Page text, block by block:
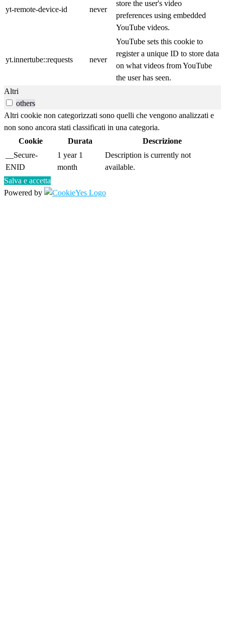
yt-remote-device-id never
store the user's video
preferences using embedded
YouTube videos.
yt.innertube::requests never
YouTube sets this cookie to
register a unique ID to store data
on what videos from YouTube
the user has seen.
Altri
others
Altri cookie non categorizzati sono quelli che vengono analizzati e
non sono ancora stati classificati in una categoria.
Cookie
Durata
Descrizione
__Secure-
ENID
1 year 1
month
Description is currently not
available.
Salva e accetta
Powered by